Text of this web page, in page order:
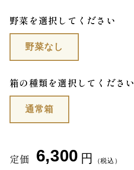
野菜を選択してください
野菜なし
箱の種類を選択してください
通常箱
定価 6,300 円 （税込）